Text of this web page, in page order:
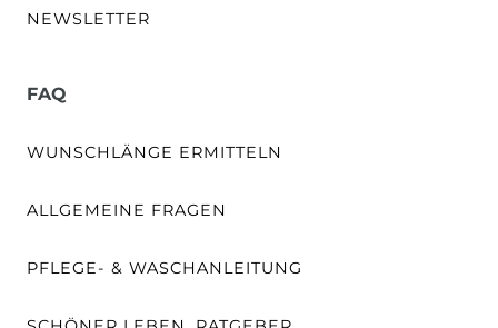
NEWSLETTER
FAQ
WUNSCHLÄNGE ERMITTELN
ALLGEMEINE FRAGEN
PFLEGE- & WASCHANLEITUNG